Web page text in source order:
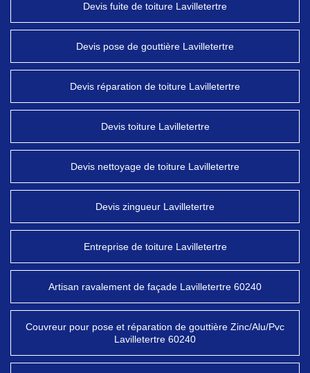
Devis fuite de toiture Lavilletertre
Devis pose de gouttière Lavilletertre
Devis réparation de toiture Lavilletertre
Devis toiture Lavilletertre
Devis nettoyage de toiture Lavilletertre
Devis zingueur Lavilletertre
Entreprise de toiture Lavilletertre
Artisan ravalement de façade Lavilletertre 60240
Couvreur pour pose et réparation de gouttière Zinc/Alu/Pvc
Lavilletertre 60240